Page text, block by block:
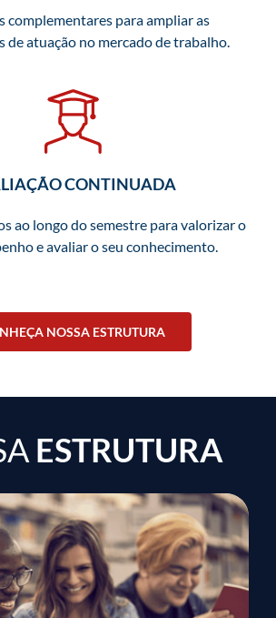
complementares para ampliar as
de atuação no mercado de trabalho.
CONTINUADA
ao longo do semestre para valorizar o
e avaliar o seu conhecimento.
NOSSA ESTRUTURA
ESTRUTURA